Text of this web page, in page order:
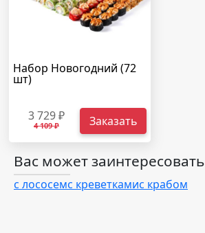
Набор Новогодний (72
шт)
3 729 ₽
4 109 ₽ Заказать
Вас может заинтересовать
с лососемс креветкамис крабом